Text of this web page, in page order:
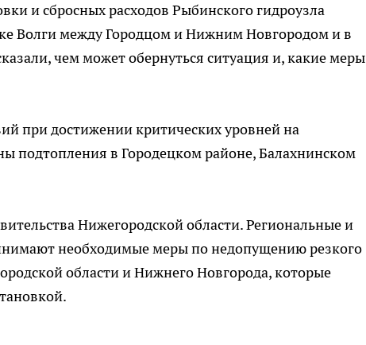
и сбросных расходов Рыбинского гидроузла
Волги между Городцом и Нижним Новгородом и в
чем может обернуться ситуация и, какие меры
при достижении критических уровней на
подтопления в Городецком районе, Балахнинском
Нижегородской области. Региональные и
необходимые меры по недопущению резкого
области и Нижнего Новгорода, которые